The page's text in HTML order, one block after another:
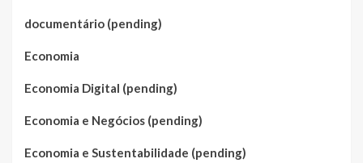
documentário (pending)
Economia
Economia Digital (pending)
Economia e Negócios (pending)
Economia e Sustentabilidade (pending)